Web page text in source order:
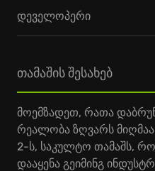
თამაშის შესახებ
მოემზადეთ, რათა
რეალობა ზღვარს
2-ს, საკულტო თამაშს,
დააყენა გეიმინგ
დეველოპერი